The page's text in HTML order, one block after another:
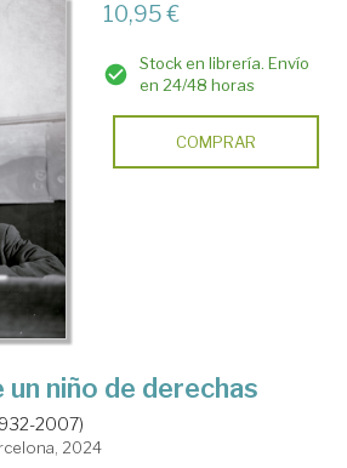
10,95 €
Stock en librería. Envío
en 24/48 horas
COMPRAR
un niño de derechas
2007)
2024